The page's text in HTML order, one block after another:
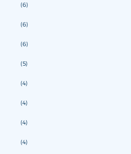
(6)
(6)
(6)
(5)
(4)
(4)
(4)
(4)